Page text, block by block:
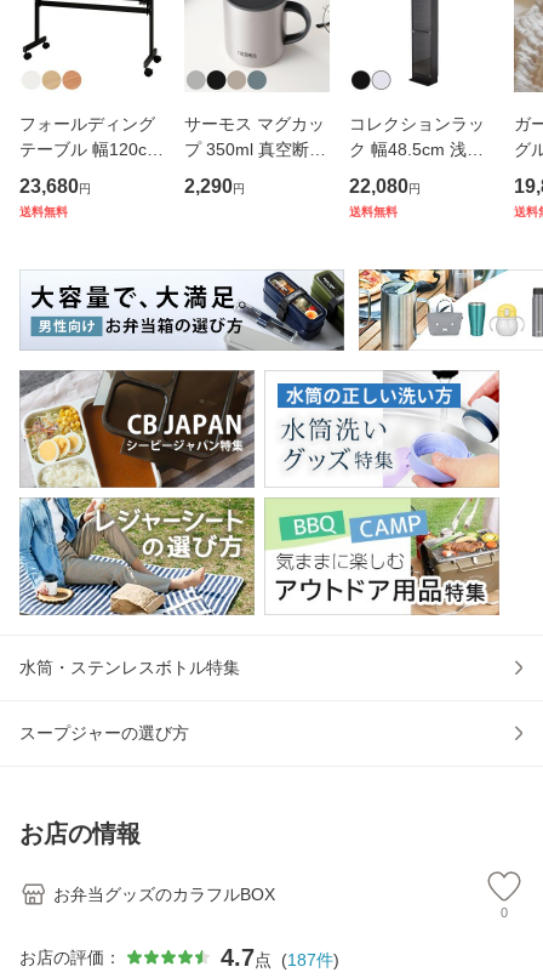
フォールディング
テーブル 幅120cm
奥行き45cm キャ
スター付き 折りた
ッキング 会議机 ミ
ーティング
23,680円
送料無料
サーモス マグカッ
プ 350ml 真空断熱
フタ付き ステンレ
ス JDG-352 （ Th
マグ カップ 保温
保冷 保温
2,290円
コレクションラッ
ク 幅48.5cm 浅型
上置きセット ショ
ーケース （ ウィス
ガラス製 ガラスケ
ース キ
22,080円
送料無料
ガ
グ
ン
（
綿
プ
送料
水筒・ステンレスボトル特集
スープジャーの選び方
お店の情報
お弁当グッズのカラフルBOX
0
お店の評価： 4.7点 (187件)